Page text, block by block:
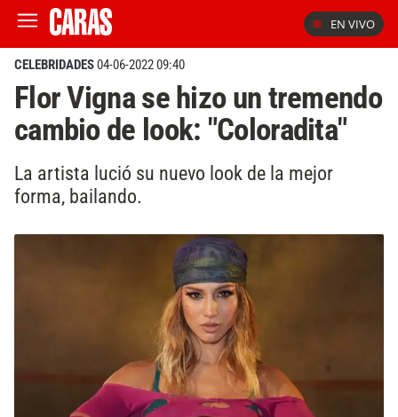
EN VIVO
CELEBRIDADES04-06-2022 09:40
Flor Vigna se hizo un tremendo
cambio de look: "Coloradita"
La artista lució su nuevo look de la mejor
forma, bailando.